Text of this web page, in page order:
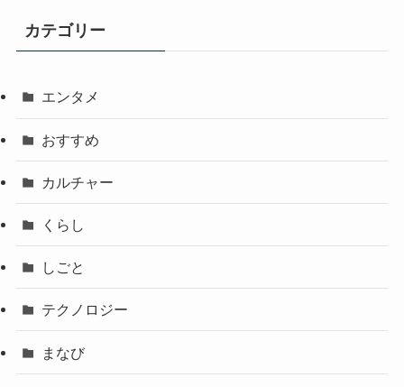
カテゴリー
エンタメ
おすすめ
カルチャー
くらし
しごと
テクノロジー
まなび